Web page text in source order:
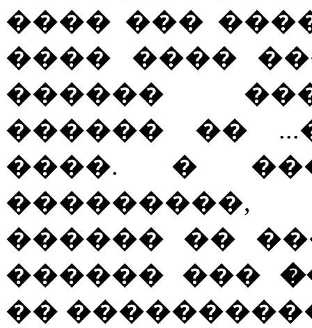
���� ���
���� ����
������
������ ��
����. �
���������,
������ ��
������ ���
��